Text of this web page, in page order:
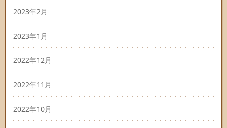
2023年2月
2023年1月
2022年12月
2022年11月
2022年10月